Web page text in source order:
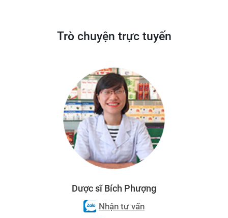
Trò chuyện trực tuyến
Dược sĩ Bích Phượng
Nhận tư vấn